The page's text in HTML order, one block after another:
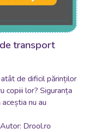
transport
de dificil părinților
copiii lor? Siguranța
nu au
Autor: Drool.ro